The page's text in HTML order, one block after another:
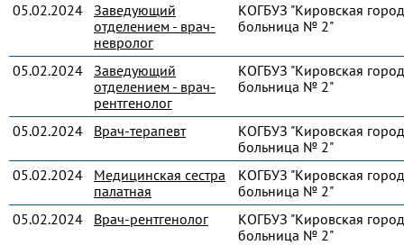
05.02.2024 Заведующий
отделением - врач-
невролог
КОГБУЗ "Кировская
больница № 2"
05.02.2024 Заведующий
отделением - врач-
рентгенолог
КОГБУЗ "Кировская
больница № 2"
05.02.2024 Врач-терапевт
КОГБУЗ "Кировская
больница № 2"
05.02.2024
Медицинская сестра
палатная
КОГБУЗ "Кировская
больница № 2"
05.02.2024
Врач-рентгенолог
КОГБУЗ "Кировская
больница № 2"